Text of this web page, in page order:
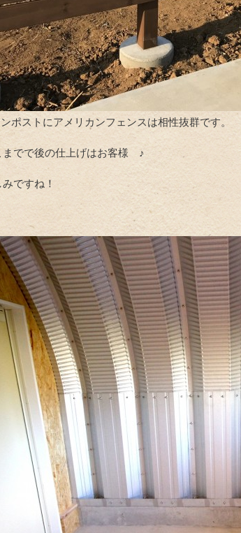
ポストにアメリカンフェンスは相性抜群です。
までで後の仕上げはお客様 ♪
ですね！